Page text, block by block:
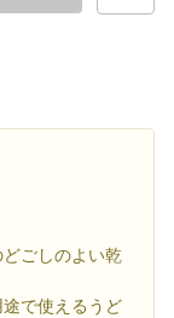
ごしのよい乾
で使えるうど